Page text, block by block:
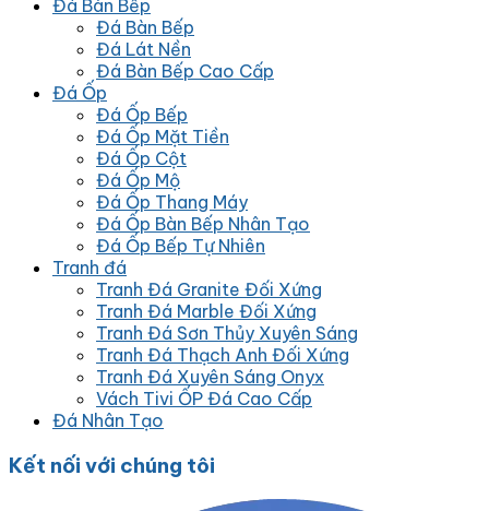
Đá Bàn Bếp
Đá Bàn Bếp
Đá Lát Nền
Đá Bàn Bếp Cao Cấp
Đá Ốp
Đá Ốp Bếp
Đá Ốp Mặt Tiền
Đá Ốp Cột
Đá Ốp Mộ
Đá Ốp Thang Máy
Đá Ốp Bàn Bếp Nhân Tạo
Đá Ốp Bếp Tự Nhiên
Tranh đá
Tranh Đá Granite Đối Xứng
Tranh Đá Marble Đối Xứng
Tranh Đá Sơn Thủy Xuyên Sáng
Tranh Đá Thạch Anh Đối Xứng
Tranh Đá Xuyên Sáng Onyx
Vách Tivi ỐP Đá Cao Cấp
Đá Nhân Tạo
Kết nối với chúng tôi